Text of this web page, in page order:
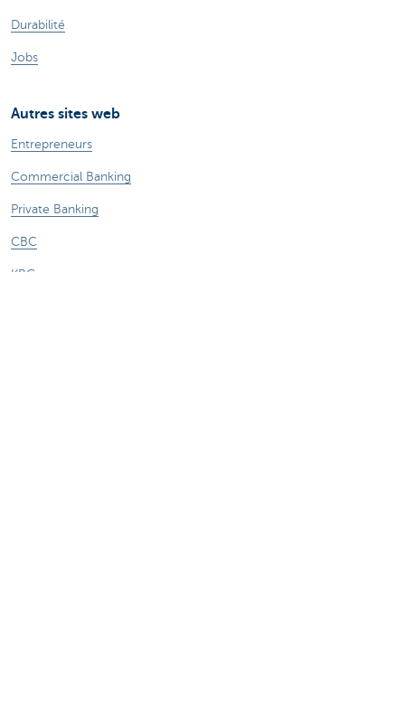
Durabilité
Jobs
Autres sites web
Entrepreneurs
Commercial Banking
Private Banking
CBC
KBC